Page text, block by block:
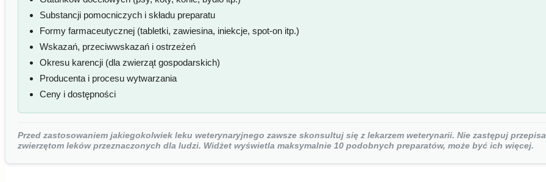
Substancji pomocniczych i składu preparatu
Formy farmaceutycznej (tabletki, zawiesina, iniekcje, spot-on itp.)
Wskazań, przeciwwskazań i ostrzeżeń
Okresu karencji (dla zwierząt gospodarskich)
Producenta i procesu wytwarzania
Ceny i dostępności
Przed zastosowaniem jakiegokolwiek leku weterynaryjnego zawsze skonsultuj się z lekarzem weterynarii. Nie zastępuj
zwierzętom leków przeznaczonych dla ludzi. Widżet wyświetla maksymalnie 10 podobnych preparatów, może być ich więcej.